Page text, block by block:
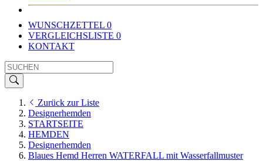
WUNSCHZETTEL 0
VERGLEICHSLISTE 0
KONTAKT
Zurück zur Liste
Designerhemden
STARTSEITE
HEMDEN
Designerhemden
Blaues Hemd Herren WATERFALL mit Wasserfallmuster